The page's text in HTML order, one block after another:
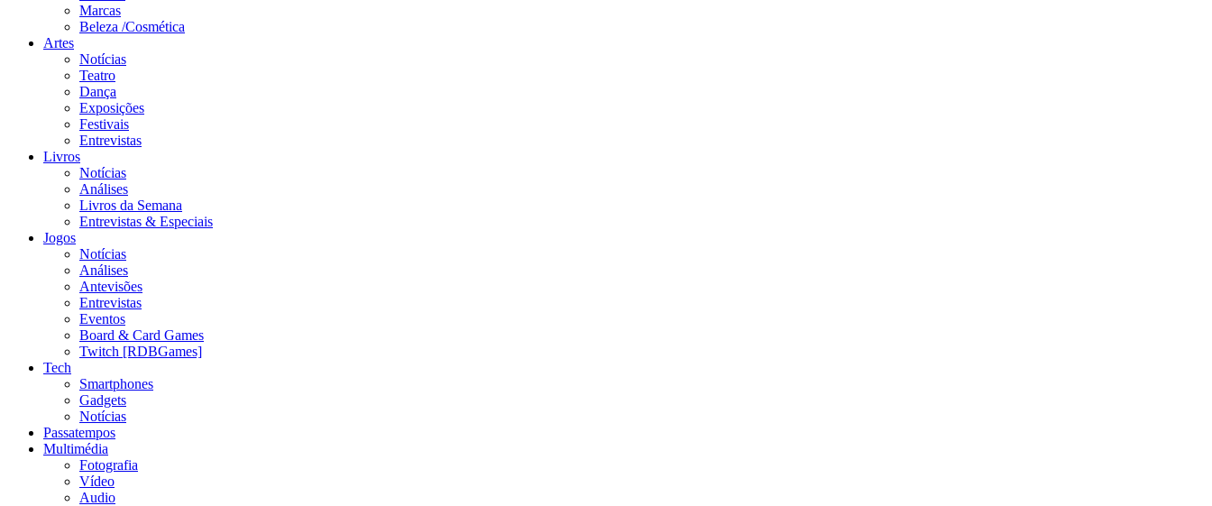
Marcas
Beleza /Cosmética
Artes
Notícias
Teatro
Dança
Exposições
Festivais
Entrevistas
Livros
Notícias
Análises
Livros da Semana
Entrevistas & Especiais
Jogos
Notícias
Análises
Antevisões
Entrevistas
Eventos
Board & Card Games
Twitch [RDBGames]
Tech
Smartphones
Gadgets
Notícias
Passatempos
Multimédia
Fotografia
Vídeo
Audio